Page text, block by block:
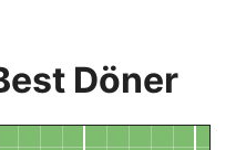
Döner